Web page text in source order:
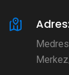
Adres: